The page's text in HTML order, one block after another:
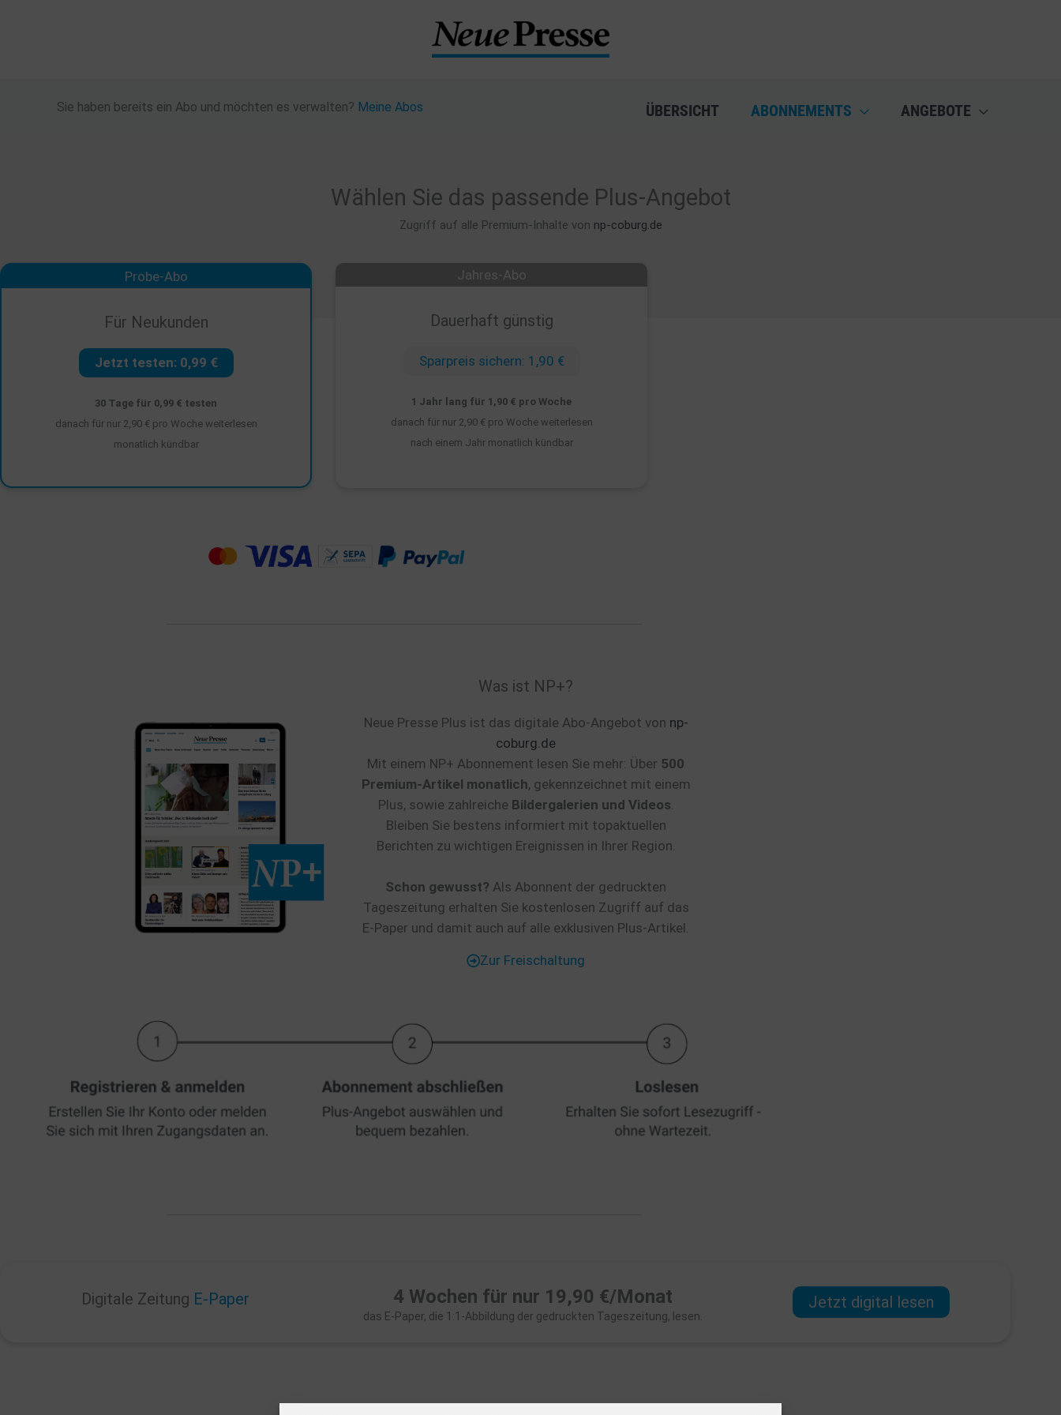
Sie haben bereits ein Abo und möchten es verwalten? Meine Abos ÜBERSICHT ABONNEMENTS ANGEBOTE
Wählen Sie das passende Plus-Angebot
Zugriff auf alle Premium-Inhalte von np-coburg.de
Probe-Abo
Für Neukunden
Jetzt testen: 0,99 €
30 Tage für 0,99 € testen
danach für nur 2,90 € pro Woche weiterlesen
monatlich kündbar
Jahres-Abo
Dauerhaft günstig
Sparpreis sichern: 1,90 €
1 Jahr lang für 1,90 € pro Woche
danach für nur 2,90 € pro Woche weiterlesen
nach einem Jahr monatlich kündbar
Was ist NP+?
Neue Presse Plus ist das digitale Abo-Angebot von np-
coburg.de
Mit einem NP+ Abonnement lesen Sie mehr: Über 500
Premium-Artikel monatlich, gekennzeichnet mit einem
Plus, sowie zahlreiche Bildergalerien und Videos
Bleiben Sie bestens informiert mit topaktuellen
Berichten zu wichtigen Ereignissen in Ihrer Region.
Schon gewusst? Als Abonnent der gedruckten
Tageszeitung erhalten Sie kostenlosen Zugriff auf das
E-Paper und damit auch auf alle exklusiven Plus-Artikel.
Zur Freischaltung
Digitale Zeitung E-Paper 4 Wochen für nur 19,90 €/Monat
das E-Paper, die 1:1-Abbildung der gedruckten Tageszeitung, lesen.
Jetzt digital lesen